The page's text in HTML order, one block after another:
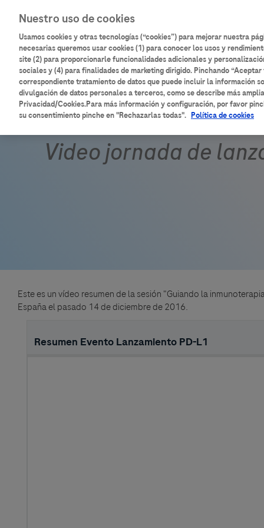
contenido
principal
Main
navigation
Inicio Catálogo de contenidos
Video jornada de
Este es un vídeo resumen de la sesión "Guiando la
España el pasado 14 de diciembre de 2016.
Resumen Evento Lanzamiento PD-L1
Nuestro uso de cookies
Usamos cookies y otras tecnologías (“cookies”) para mejorar nuestra
necesarias queremos usar cookies (1) para conocer los usos y
site (2) para proporcionarle funcionalidades adicionales y
sociales y (4) para finalidades de marketing dirigido. Pinchando
correspondiente tratamiento de datos que puede incluir la información
divulgación de datos personales a terceros, como se describe más
Privacidad/Cookies.Para más información y configuración, por favor
su consentimiento pinche en "Rechazarlas todas". Política de cookies